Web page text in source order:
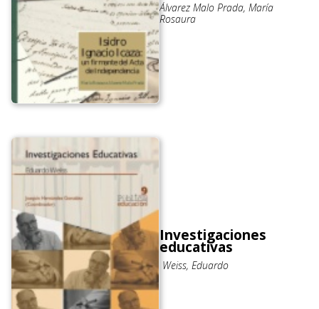
Álvarez Malo Prada, María
Rosaura
Investigaciones
educativas
Weiss, Eduardo